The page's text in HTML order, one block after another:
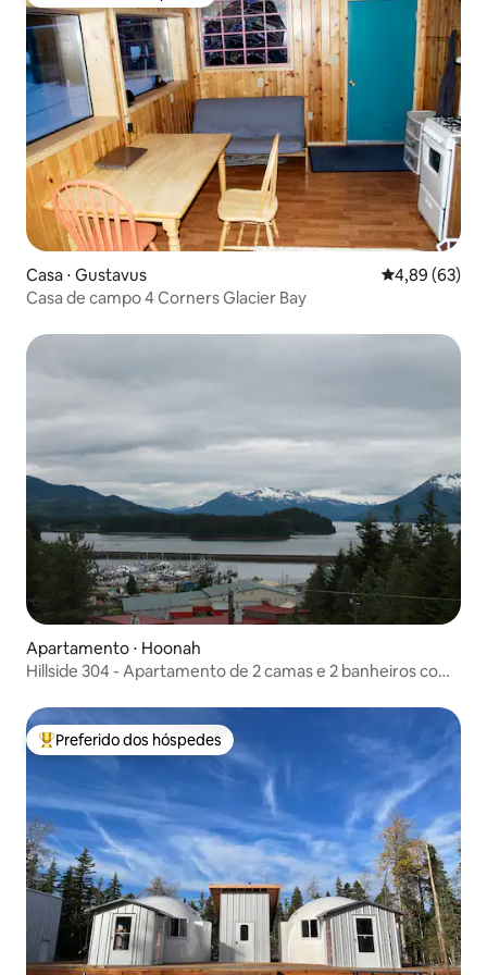
Casa ⋅ Gustavus 4,89 de uma
4,89 (63)
Casa de campo 4 Corners Glacier Bay
Apartamento ⋅ Hoonah
Hillside 304 - Apartamento de 2 camas e 2 banheiros com
Entre os melhores preferidos dos hóspedes
Preferido dos hóspedes